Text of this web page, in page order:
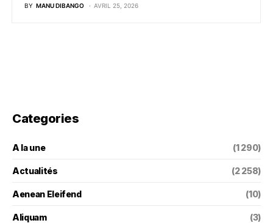
BY MANU DIBANGO AVRIL 25, 2026
Categories
A la une (1 290)
Actualités (2 258)
Aenean Eleifend (10)
Aliquam (3)